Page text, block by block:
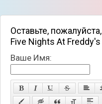
Оставьте,
Five Nights At Freddy's
Ваше Имя: